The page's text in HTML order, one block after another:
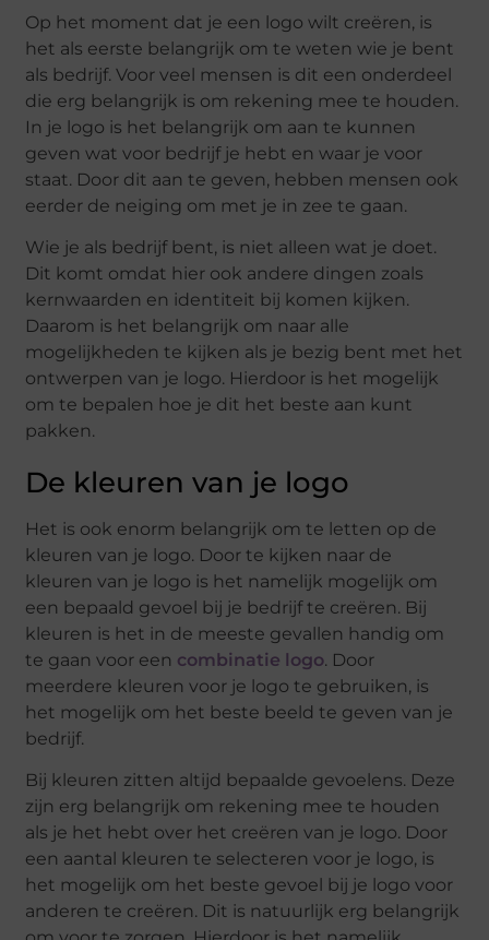
Op het moment dat je een logo wilt creëren, is
het als eerste belangrijk om te weten wie je bent
als bedrijf. Voor veel mensen is dit een onderdeel
die erg belangrijk is om rekening mee te houden.
In je logo is het belangrijk om aan te kunnen
geven wat voor bedrijf je hebt en waar je voor
staat. Door dit aan te geven, hebben mensen ook
eerder de neiging om met je in zee te gaan.
Wie je als bedrijf bent, is niet alleen wat je doet.
Dit komt omdat hier ook andere dingen zoals
kernwaarden en identiteit bij komen kijken.
Daarom is het belangrijk om naar alle
mogelijkheden te kijken als je bezig bent met het
ontwerpen van je logo. Hierdoor is het mogelijk
om te bepalen hoe je dit het beste aan kunt
pakken.
De kleuren van je logo
Het is ook enorm belangrijk om te letten op de
kleuren van je logo. Door te kijken naar de
kleuren van je logo is het namelijk mogelijk om
een bepaald gevoel bij je bedrijf te creëren. Bij
kleuren is het in de meeste gevallen handig om
te gaan voor een combinatie logo. Door
meerdere kleuren voor je logo te gebruiken, is
het mogelijk om het beste beeld te geven van je
bedrijf.
Bij kleuren zitten altijd bepaalde gevoelens. Deze
zijn erg belangrijk om rekening mee te houden
als je het hebt over het creëren van je logo. Door
een aantal kleuren te selecteren voor je logo, is
het mogelijk om het beste gevoel bij je logo voor
anderen te creëren. Dit is natuurlijk erg belangrijk